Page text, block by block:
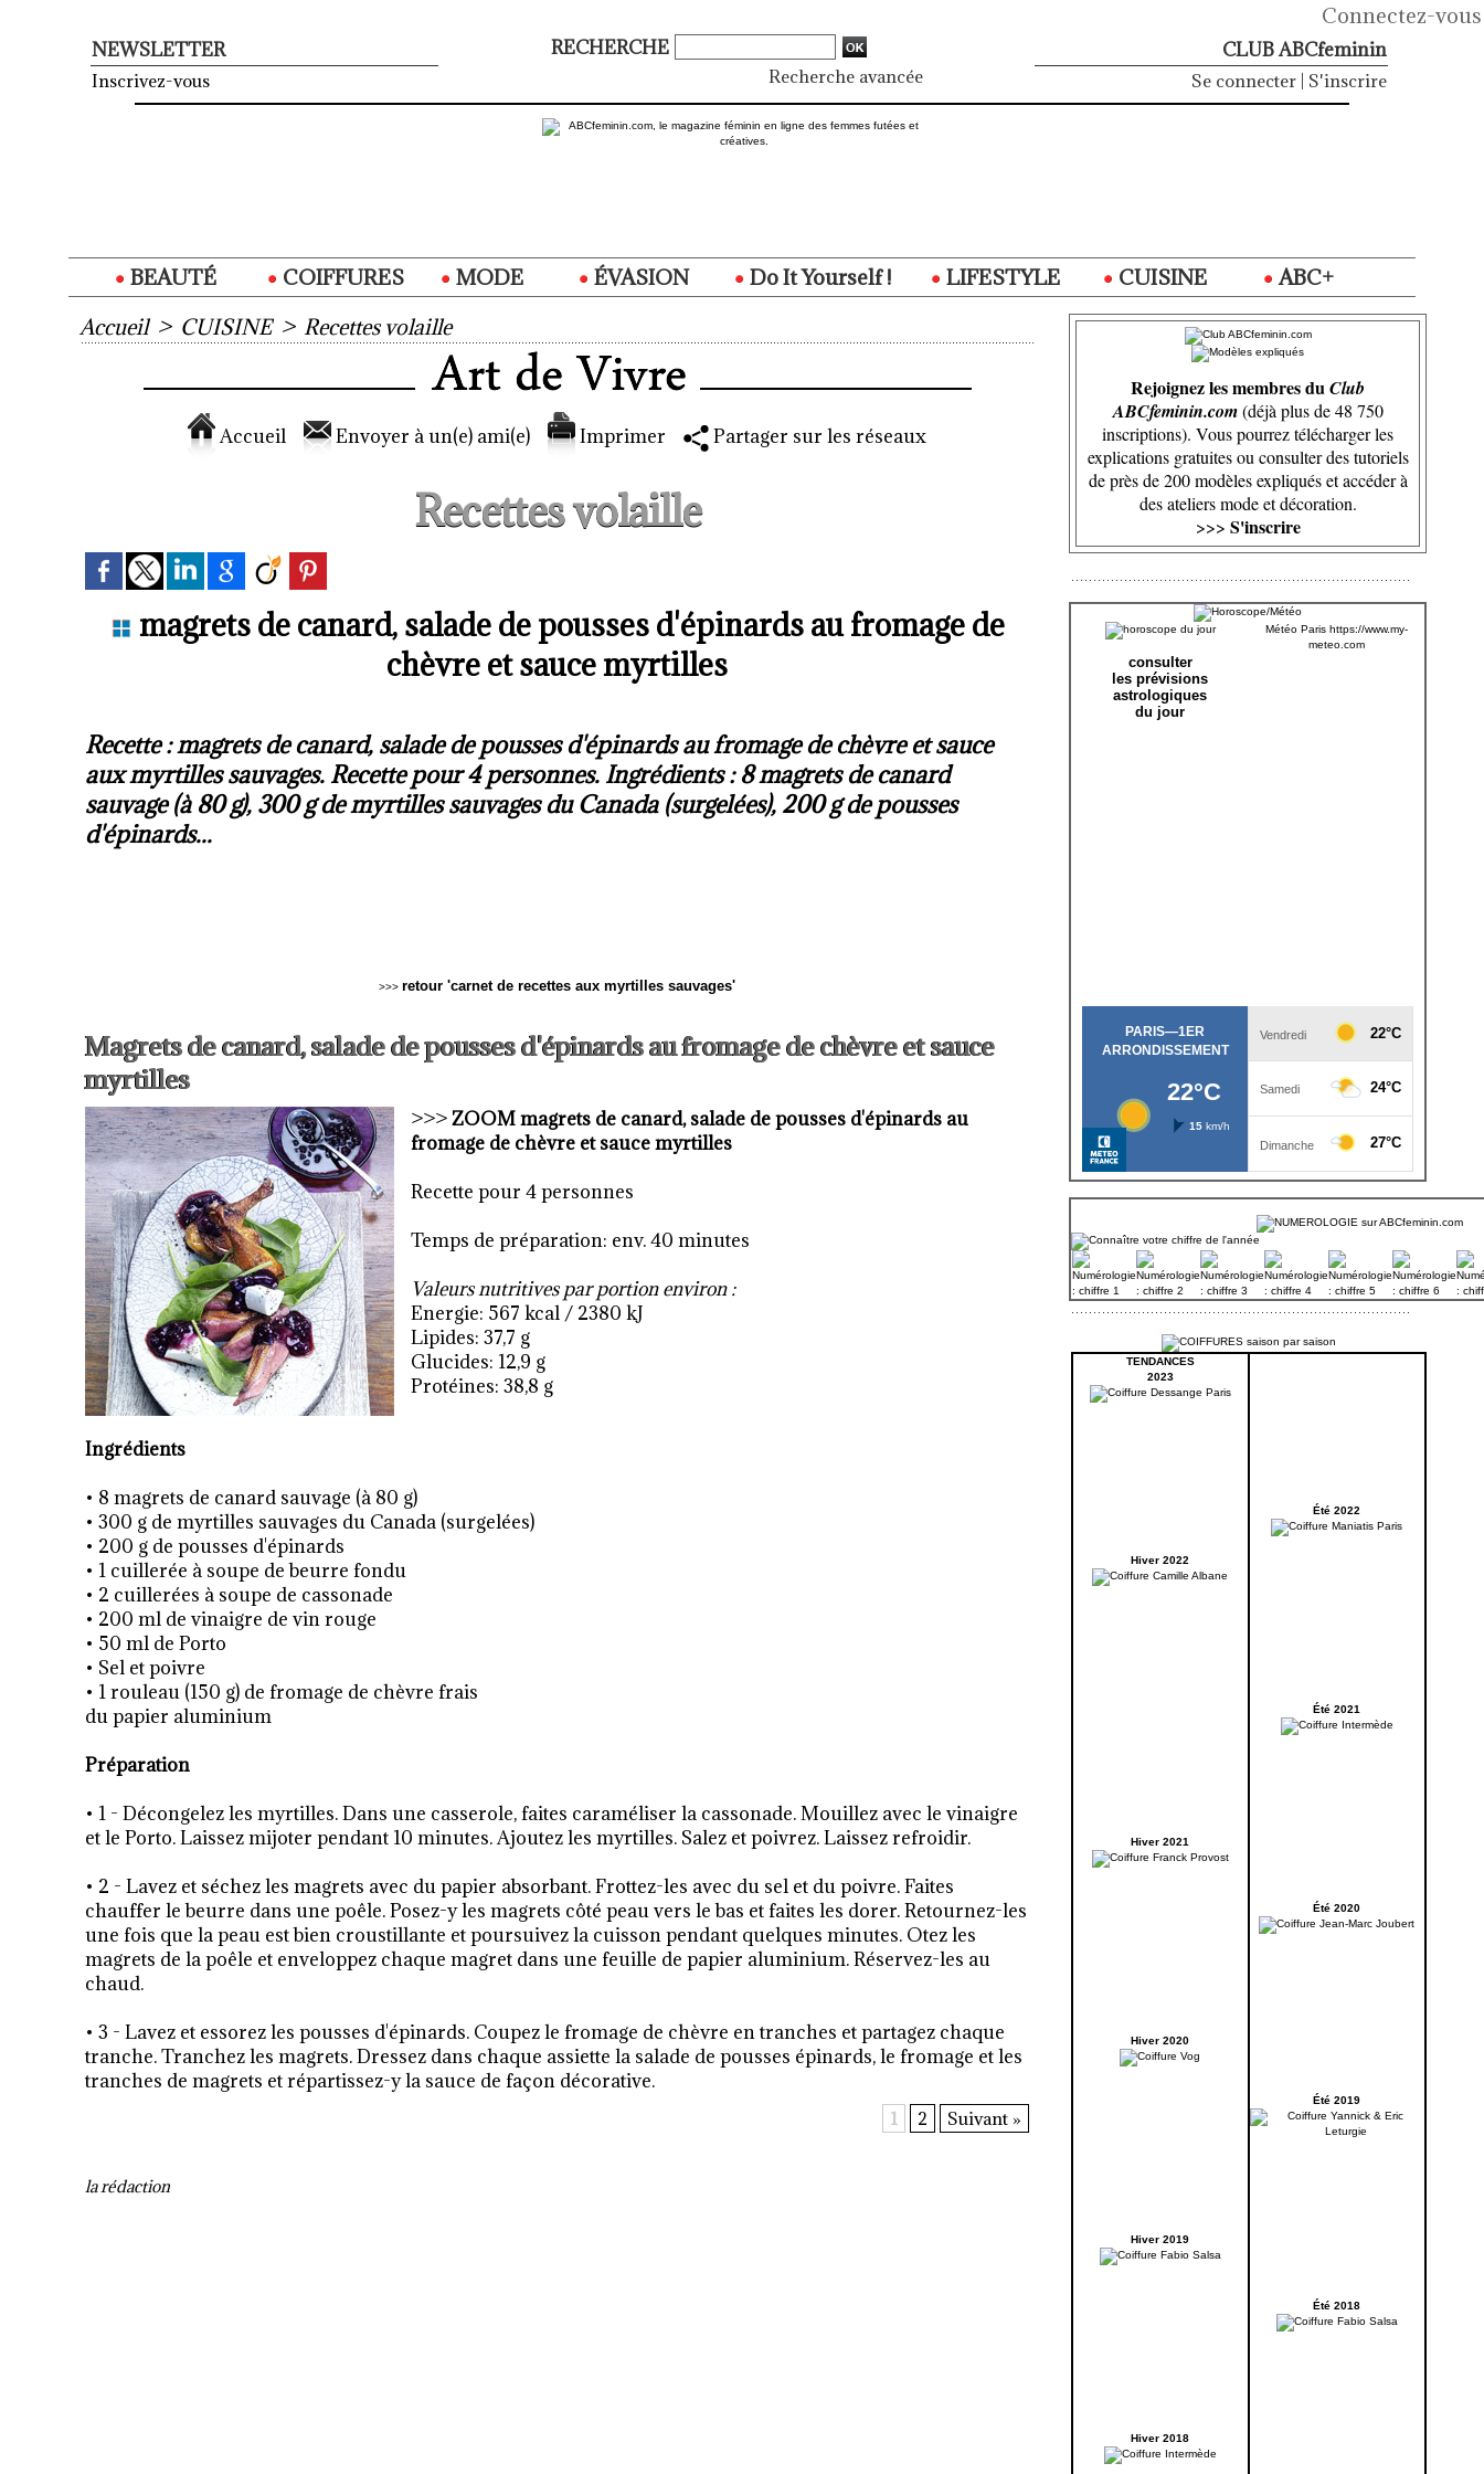
Connectez-vous
NEWSLETTER
Inscrivez-vous
RECHERCHE
Recherche avancée
CLUB ABCfeminin
Se connecter S'inscrire
BEAUTÉ COIFFURES MODE ÉVASION Do It Yourself ! LIFESTYLE CUISINE
ABC+
Accueil > CUISINE > Recettes volaille
Accueil Envoyer à un(e) ami(e) Imprimer Partager sur les réseaux
Recettes volaille
magrets de canard, salade de pousses d'épinards au fromage de
chèvre et sauce myrtilles
Recette : magrets de canard, salade de pousses d'épinards au fromage de chèvre et sauce
aux myrtilles sauvages. Recette pour 4 personnes. Ingrédients : 8 magrets de canard
sauvage (à 80 g), 300 g de myrtilles sauvages du Canada (surgelées), 200 g de pousses
d'épinards...
>>> retour 'carnet de recettes aux myrtilles sauvages'
Magrets de canard, salade de pousses d'épinards au fromage de chèvre et sauce
myrtilles
>>>ZOOMmagrets de canard, salade de pousses d'épinards au
fromage de chèvre et sauce myrtilles
Recette pour 4 personnes
Temps de préparation: env. 40 minutes
Valeurs nutritives par portion environ :
Energie: 567 kcal / 2380 kJ
Lipides: 37,7 g
Glucides: 12,9 g
Protéines: 38,8 g
Ingrédients
• 8 magrets de canard sauvage (à 80 g)
• 300 g de myrtilles sauvages du Canada (surgelées)
• 200 g de pousses d'épinards
• 1 cuillerée à soupe de beurre fondu
• 2 cuillerées à soupe de cassonade
• 200 ml de vinaigre de vin rouge
• 50 ml de Porto
• Sel et poivre
• 1 rouleau (150 g) de fromage de chèvre frais
du papier aluminium
Préparation
• 1 - Décongelez les myrtilles. Dans une casserole, faites caraméliser la cassonade. Mouillez avec le vinaigre
et le Porto. Laissez mijoter pendant 10 minutes. Ajoutez les myrtilles. Salez et poivrez. Laissez refroidir.
• 2 - Lavez et séchez les magrets avec du papier absorbant. Frottez-les avec du sel et du poivre. Faites
chauffer le beurre dans une poêle. Posez-y les magrets côté peau vers le bas et faites les dorer. Retournez-les
une fois que la peau est bien croustillante et poursuivez la cuisson pendant quelques minutes. Otez les
magrets de la poêle et enveloppez chaque magret dans une feuille de papier aluminium. Réservez-les au
chaud.
• 3 - Lavez et essorez les pousses d'épinards. Coupez le fromage de chèvre en tranches et partagez chaque
tranche. Tranchez les magrets. Dressez dans chaque assiette la salade de pousses épinards, le fromage et les
tranches de magrets et répartissez-y la sauce de façon décorative.
1 2 Suivant »
la rédaction
Rejoignez les membres duClub
ABCfeminin.com(déjà plus de 48 750
inscriptions). Vous pourrez télécharger les
explications gratuites ou consulter des tutoriels
de près de 200 modèles expliqués et accéder à
des ateliers mode et décoration.
>>> S'inscrire
consulter
les prévisions
astrologiques
du jour
Météo Paris https://www.my-
meteo.com
TENDANCES
2023
Hiver 2022
Hiver 2021
Hiver 2020
Hiver 2019
Hiver 2018
Été 2022
Été 2021
Été 2020
Été 2019
Été 2018